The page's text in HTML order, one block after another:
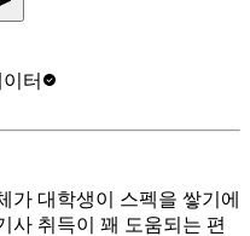
터
가 대학생이 스펙을 쌓기에
사 취득이 꽤 도움되는 편